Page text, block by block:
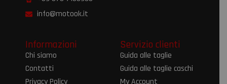
info@motook.it
Informazioni
Chi siamo
Contatti
Servizio clienti
Guida alle taglie
Guida alle taglie caschi